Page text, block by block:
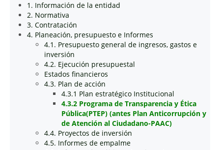
1. Información de la entidad
2. Normativa
3. Contratación
4. Planeación, presupuesto e Informes
4.1. Presupuesto general de ingresos, gastos e
inversión
4.2. Ejecución presupuestal
Estados financieros
4.3. Plan de acción
4.3.1 Plan estratégico Institucional
4.3.2 Programa de Transparencia y Ética
Pública(PTEP) (antes Plan Anticorrupción y
de Atención al Ciudadano-PAAC)
4.4. Proyectos de inversión
4.5. Informes de empalme